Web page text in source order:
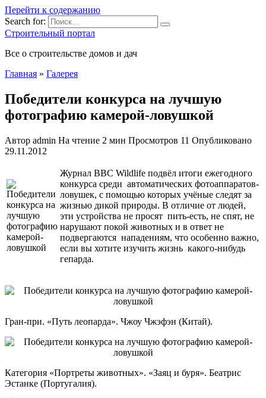
Перейти к содержанию
Search for:
Строительный портал
Все о строительстве домов и дач
Главная » Галерея
Победители конкурса на лучшую
фотографию камерой-ловушкой
Автор admin На чтение 2 мин Просмотров 11 Опубликовано
29.11.2012
Журнал BBC Wildlife подвёл итоги ежегодного
конкурса среди автоматических фотоаппаратов-
ловушек, с помощью которых учёные следят за
жизнью дикой природы. В отличие от людей,
эти устройства не просят пить-есть, не спят, не
нарушают покой животных и в ответ не
подвергаются нападениям, что особенно важно,
если вы хотите изучить жизнь какого-нибудь
гепарда.
Гран-при. «Путь леопарда». Чжоу Чжэфэн (Китай).
Категория «Портреты животных». «Заяц и буря». Беатрис
Эстанке (Португалия).